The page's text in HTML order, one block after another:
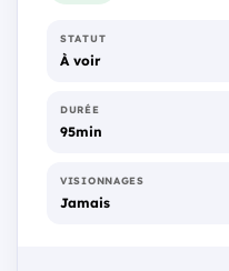
STATUT
À voir
DURÉE
95min
VISIONNAGES
Jamais